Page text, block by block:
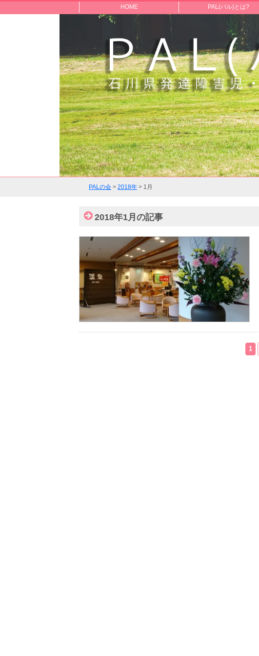
HOME PAL(パル)とは?
PALの会 > 2018年 > 1月
2018年1月の記事
1